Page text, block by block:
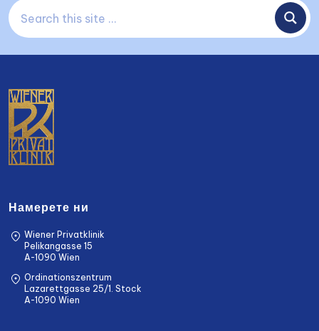
Намерете ни
Wiener Privatklinik
Pelikangasse 15
A-1090 Wien
Ordinationszentrum
Lazarettgasse 25/1. Stock
A-1090 Wien